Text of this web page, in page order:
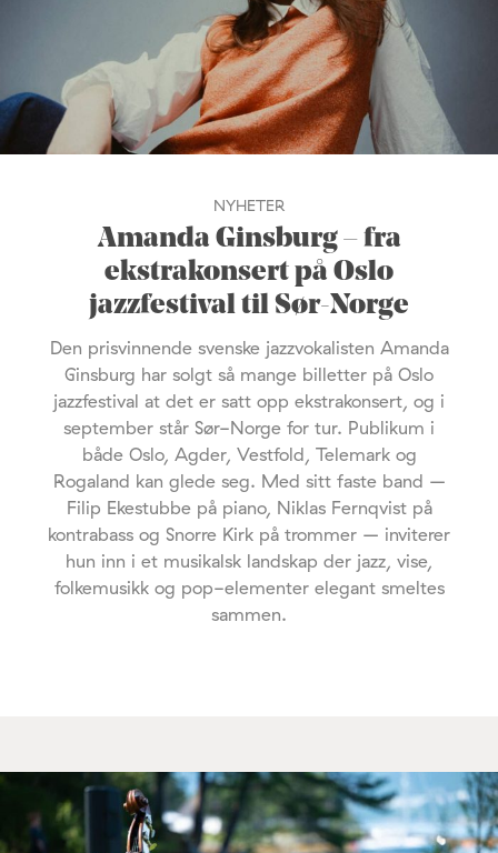
NYHETER
Amanda Ginsburg – fra
ekstrakonsert på Oslo
jazzfestival til Sør-Norge
Den prisvinnende svenske jazzvokalisten Amanda
Ginsburg har solgt så mange billetter på Oslo
jazzfestival at det er satt opp ekstrakonsert, og i
september står Sør-Norge for tur. Publikum i
både Oslo, Agder, Vestfold, Telemark og
Rogaland kan glede seg. Med sitt faste band –
Filip Ekestubbe på piano, Niklas Fernqvist på
kontrabass og Snorre Kirk på trommer – inviterer
hun inn i et musikalsk landskap der jazz, vise,
folkemusikk og pop-elementer elegant smeltes
sammen.